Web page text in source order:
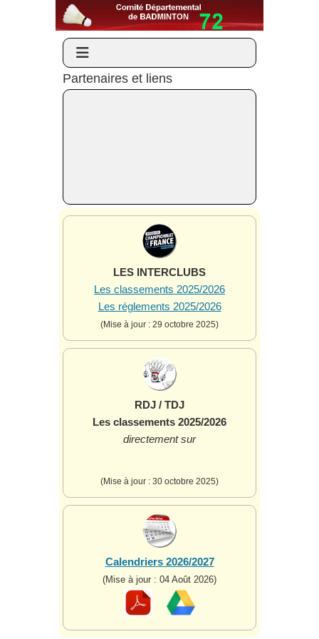
Partenaires et liens
LES INTERCLUBS
Les classements 2025/2026
Les réglements 2025/2026
(Mise à jour : 29 octobre 2025)
RDJ / TDJ
Les classements 2025/2026
directement sur
(Mise à jour : 30 octobre 2025)
Calendriers 2026/2027
(Mise à jour : 04 Août 2026)